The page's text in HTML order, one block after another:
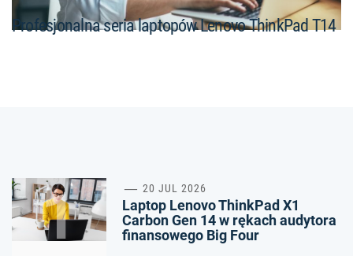
Profesjonalna seria laptopów Lenovo ThinkPad T14
1 20 JUL 2026
Laptop Lenovo ThinkPad X1
Carbon Gen 14 w rękach audytora
finansowego Big Four